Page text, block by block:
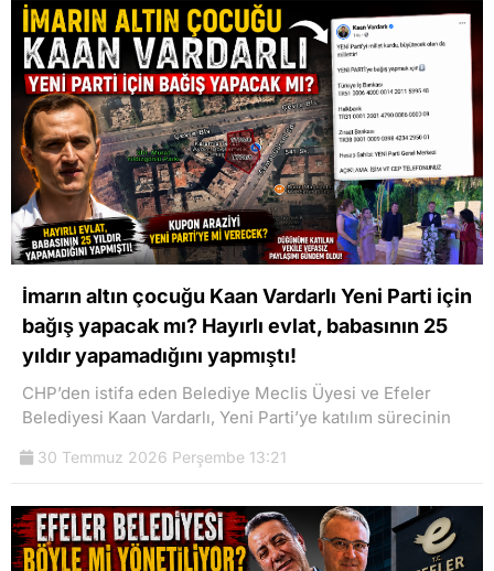
İmarın altın çocuğu Kaan Vardarlı Yeni Parti için
bağış yapacak mı? Hayırlı evlat, babasının 25
yıldır yapamadığını yapmıştı!
CHP’den istifa eden Belediye Meclis Üyesi ve Efeler
Belediyesi Kaan Vardarlı, Yeni Parti’ye katılım sürecinin
30 Temmuz 2026 Perşembe 13:21